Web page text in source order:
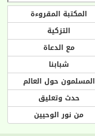
المكتبة المقروءة
التزكية
مع الدعاة
شبابنا
المسلمون حول العالم
حدث وتعليق
من نور الوحيين